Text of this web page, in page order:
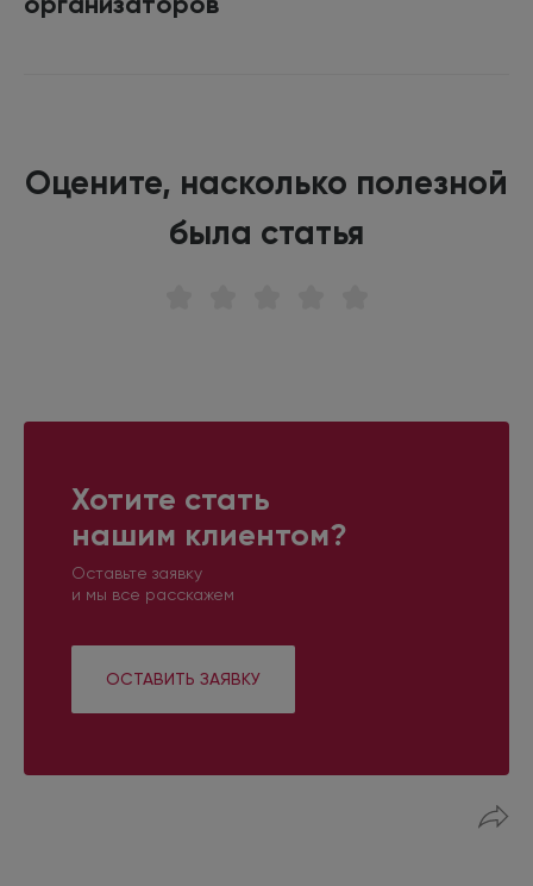
Оцените, насколько полезной
была статья
Хотите стать
нашим клиентом?
Оставьте заявку
и мы все расскажем
ОСТАВИТЬ ЗАЯВКУ